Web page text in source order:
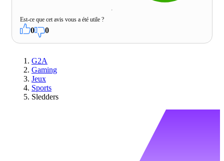
Est-ce que cet avis vous a été utile ?
0 0
G2A
Gaming
Jeux
Sports
Sledders